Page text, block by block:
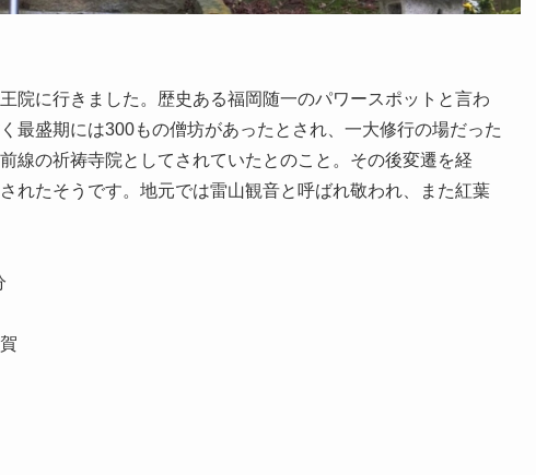
院に行きました。歴史ある福岡随一のパワースポットと言わ
最盛期には300もの僧坊があったとされ、一大修行の場だった
線の祈祷寺院としてされていたとのこと。その後変遷を経
れたそうです。地元では雷山観音と呼ばれ敬われ、また紅葉